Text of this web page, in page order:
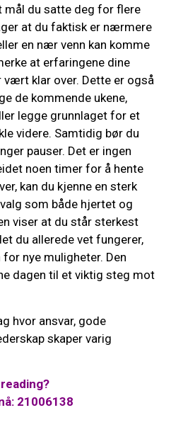
mål du satte deg for flere
at du faktisk er nærmere
en nær venn kan komme
at erfaringene dine
vært klar over. Dette er også
de kommende ukene,
legge grunnlaget for et
videre. Samtidig bør du
pauser. Det er ingen
noen timer for å hente
kan du kjenne en sterk
som både hjertet og
viser at du står sterkest
du allerede vet fungerer,
nye muligheter. Den
dagen til et viktig steg mot
hvor ansvar, gode
skaper varig
21006138